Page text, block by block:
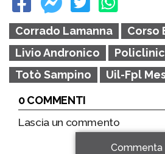
Corrado Lamanna
Corso
Livio Andronico
Totò Sampino
Uil-Fpl
0 COMMENTI
Lascia un commento
Commenta